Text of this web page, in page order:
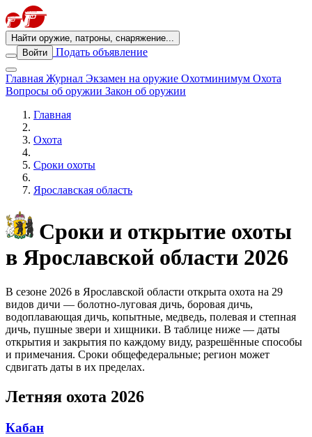
Найти оружие, патроны, снаряжение...
Войти
Подать объявление
Главная Журнал Экзамен на оружие Охотминимум Охота
Вопросы об оружии Закон об оружии
Главная
Охота
Сроки охоты
Ярославская область
Сроки и открытие охоты
в Ярославской области 2026
В сезоне 2026 в Ярославской области открыта охота на 29
видов дичи — болотно-луговая дичь, боровая дичь,
водоплавающая дичь, копытные, медведь, полевая и степная
дичь, пушные звери и хищники. В таблице ниже — даты
открытия и закрытия по каждому виду, разрешённые способы
и примечания. Сроки общефедеральные; регион может
сдвигать даты в их пределах.
Летняя охота 2026
Кабан